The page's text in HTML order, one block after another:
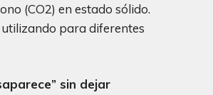
(CO2) en estado sólido.
para diferentes
sin dejar